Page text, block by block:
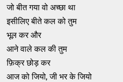
जो बीत गया वो अच्छा था
इसीलिए बीते कल को तुम
भूल कर और
आने वाले कल की तुम
फ़िक्र छोड़ कर
आज को जियो, जी भर के जियो